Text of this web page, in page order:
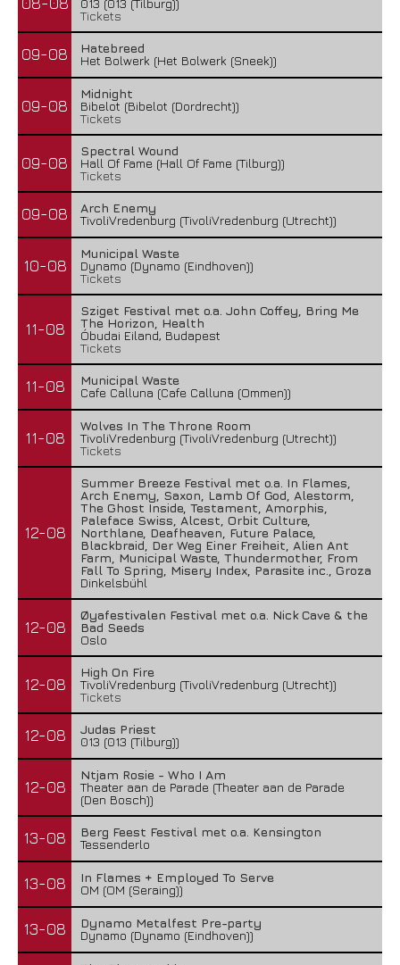
013 (013 (Tilburg))
Tickets
09-08
Hatebreed
Het Bolwerk (Het Bolwerk (Sneek))
09-08
Midnight
Bibelot (Bibelot (Dordrecht))
Tickets
09-08
Spectral Wound
Hall Of Fame (Hall Of Fame (Tilburg))
Tickets
09-08
Arch Enemy
TivoliVredenburg (TivoliVredenburg (Utrecht))
10-08
Municipal Waste
Dynamo (Dynamo (Eindhoven))
Tickets
11-08
Sziget Festival met o.a. John Coffey, Bring Me
The Horizon, Health
Óbudai Eiland, Budapest
Tickets
11-08
Municipal Waste
Cafe Calluna (Cafe Calluna (Ommen))
11-08
Wolves In The Throne Room
TivoliVredenburg (TivoliVredenburg (Utrecht))
Tickets
12-08
Summer Breeze Festival met o.a. In Flames,
Arch Enemy, Saxon, Lamb Of God, Alestorm,
The Ghost Inside, Testament, Amorphis,
Paleface Swiss, Alcest, Orbit Culture,
Northlane, Deafheaven, Future Palace,
Blackbraid, Der Weg Einer Freiheit, Alien Ant
Farm, Municipal Waste, Thundermother, From
Fall To Spring, Misery Index, Parasite inc., Groza
Dinkelsbühl
12-08
Øyafestivalen Festival met o.a. Nick Cave & the
Bad Seeds
Oslo
12-08
High On Fire
TivoliVredenburg (TivoliVredenburg (Utrecht))
Tickets
12-08
Judas Priest
013 (013 (Tilburg))
12-08
Ntjam Rosie - Who I Am
Theater aan de Parade (Theater aan de Parade
(Den Bosch))
13-08
Berg Feest Festival met o.a. Kensington
Tessenderlo
13-08
In Flames + Employed To Serve
OM (OM (Seraing))
13-08
Dynamo Metalfest Pre-party
Dynamo (Dynamo (Eindhoven))